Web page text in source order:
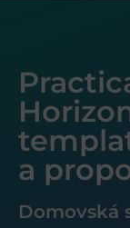
a
Domovská